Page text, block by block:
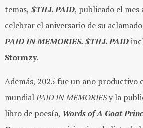
temas, $TILL PAID, publicado el
celebrar el aniversario de su
PAID IN MEMORIES. $TILL PAID
Stormzy.
Además, 2025 fue un año productivo
mundialPAID IN MEMORIESy la
libro de poesía, Words of A Goat